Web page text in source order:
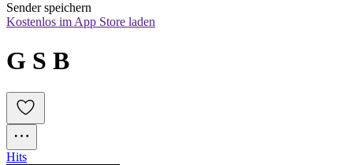
Sender speichern
Kostenlos im App Store laden
G S B
Hits